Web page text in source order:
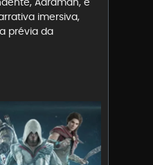
imersiva,
prévia da